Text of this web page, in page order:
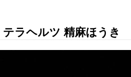
ラヘルツ 精麻ほうき